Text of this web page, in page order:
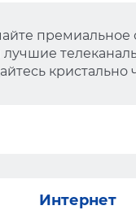
премиальное
Интернет